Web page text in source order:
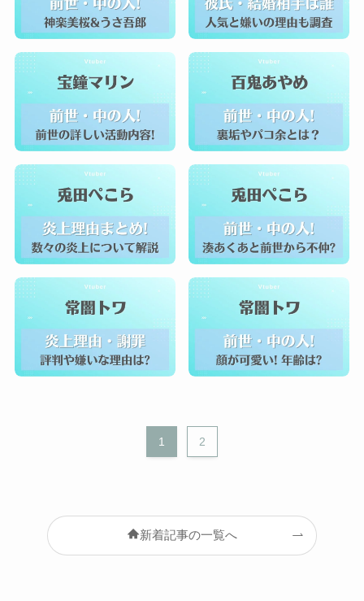
1 2
新着記事の一覧へ